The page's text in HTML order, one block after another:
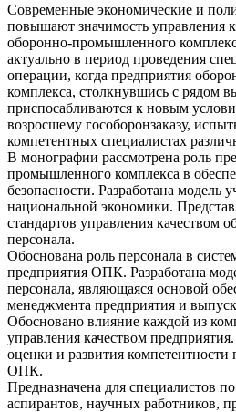
Современные экономические и
повышают значимость управления
оборонно-промышленного
актуально в период проведения
операции, когда предприятия
комплекса, столкнувшись с рядом
приспосабливаются к новым
возросшему гособоронзаказу,
компетентных специалистах
В монографии рассмотрена роль
промышленного комплекса в
безопасности. Разработана модель
национальной экономики.
стандартов управления качеством
персонала.
Обоснована роль персонала в
предприятия ОПК. Разработана
персонала, являющаяся основой
менеджмента предприятия и
Обосновано влияние каждой из
управления качеством
оценки и развития компетентности
ОПК.
Предназначена для специалистов
аспирантов, научных работников,